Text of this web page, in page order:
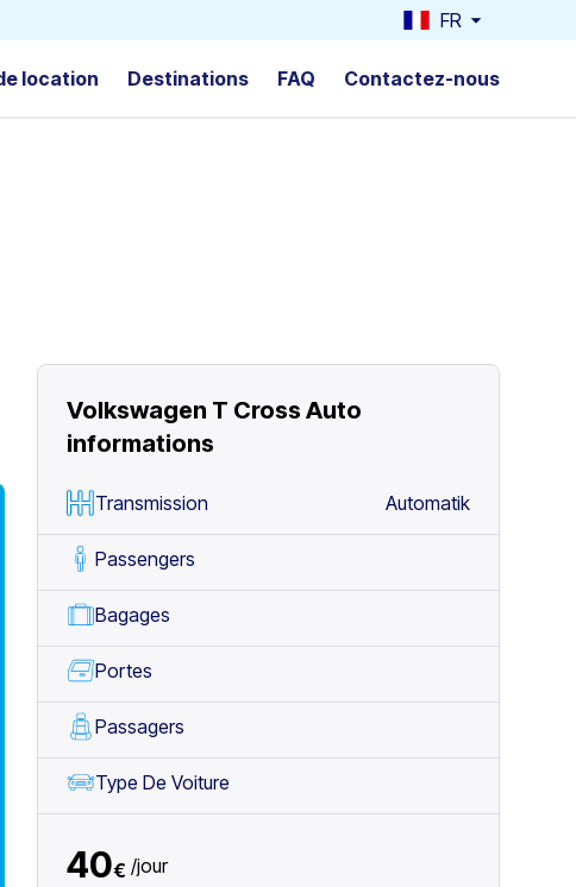
FR
location Destinations FAQ Contactez-nous
Volkswagen T Cross Auto
informations
Transmission Automatik
Passengers
Bagages
Portes
Passagers
Type De Voiture
40€ /jour